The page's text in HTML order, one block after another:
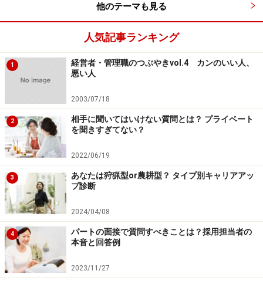
他のテーマも見る
人気記事ランキング
1
経営者・管理職のつぶやきvol.4 カンのいい人、
悪い人
2003/07/18
2
相手に聞いてはいけない質問とは？ プライベート
を聞きすぎてない？
2022/06/19
3
あなたは狩猟型or農耕型？ タイプ別キャリアアッ
プ診断
2024/04/08
4
パートの面接で質問すべきことは？採用担当者の
本音と回答例
2023/11/27